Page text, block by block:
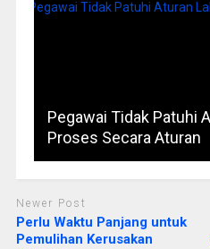
Pegawai Tidak Patuhi
Proses Secara Aturan
Newer Post
Perlu Waktu Panjang untuk
Pemulihan Kerusakan